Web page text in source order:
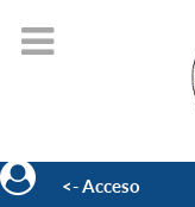
<- Acceso